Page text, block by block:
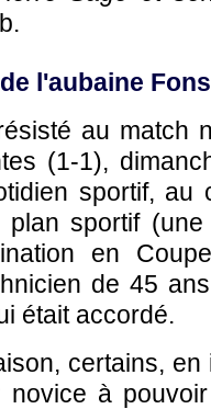
l'aubaine
au match
(1-1),
sportif,
sportif
en
de 45
était accordé.
certains,
novice à